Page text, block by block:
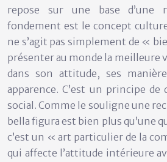
repose sur une base d’une
fondement est le concept
ne s’agit pas simplement de «
présenter au monde la meilleure
dans son attitude, ses
apparence. C’est un principe
social. Comme le souligne une
bella figura est bien plus qu’une
c’est un « art particulier de la
qui affecte l’attitude intérieure